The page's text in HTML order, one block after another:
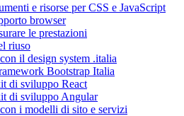
e risorse per CSS e JavaScript
browser
le prestazioni
riuso
il design system .italia
Bootstrap Italia
di sviluppo React
di sviluppo Angular
i modelli di sito e servizi